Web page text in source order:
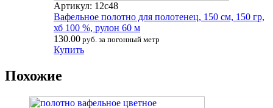
Артикул: 12с48
Вафельное полотно для полотенец, 150 см, 150 гр,
хб 100 %, рулон 60 м
130.00 руб. за погонный метр
Купить
Похожие